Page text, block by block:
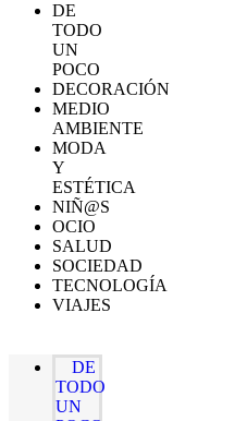
DE
TODO
UN
POCO
DECORACIÓN
MEDIO
AMBIENTE
MODA
Y
ESTÉTICA
NIÑ@S
OCIO
SALUD
SOCIEDAD
TECNOLOGÍA
VIAJES
DE
TODO
UN